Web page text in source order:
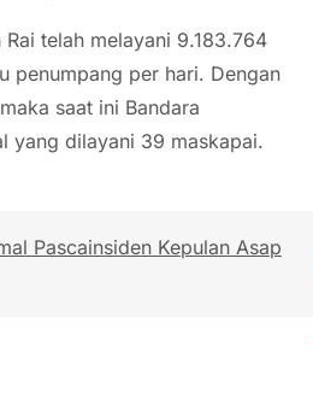
telah melayani 9.183.764
penumpang per hari. Dengan
saat ini Bandara
yang dilayani 39 maskapai.
Pascainsiden Kepulan Asap